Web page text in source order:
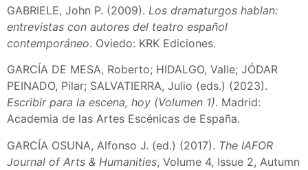
GABRIELE, John P. (2009). Los dramaturgos hablan:
entrevistas con autores del teatro español
contemporáneo. Oviedo: KRK Ediciones.
GARCÍA DE MESA, Roberto; HIDALGO, Valle; JÓDAR
PEINADO, Pilar; SALVATIERRA, Julio (eds.) (2023).
Escribir para la escena, hoy (Volumen 1). Madrid:
Academia de las Artes Escénicas de España.
GARCÍA OSUNA, Alfonso J. (ed.) (2017). The IAFOR
Journal of Arts & Humanities, Volume 4, Issue 2, Autumn